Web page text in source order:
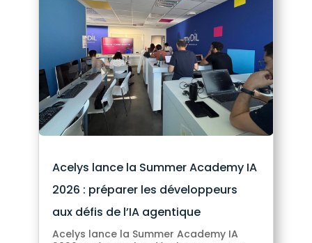
Acelys lance la Summer Academy IA
2026 : préparer les développeurs
aux défis de l’IA agentique
Acelys lance la Summer Academy IA